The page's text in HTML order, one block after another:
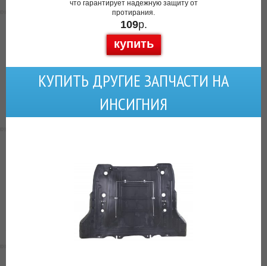
что гарантирует надежную защиту от
протирания.
109р.
купить
КУПИТЬ ДРУГИЕ ЗАПЧАСТИ НА
ИНСИГНИЯ